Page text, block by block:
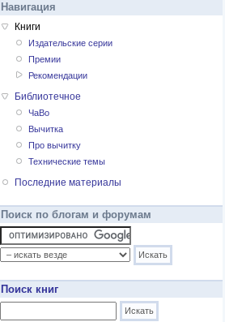
Навигация
Книги
Издательские серии
Премии
Рекомендации
Библиотечное
ЧаВо
Вычитка
Про вычитку
Технические темы
Последние материалы
Поиск по блогам и форумам
Поиск книг